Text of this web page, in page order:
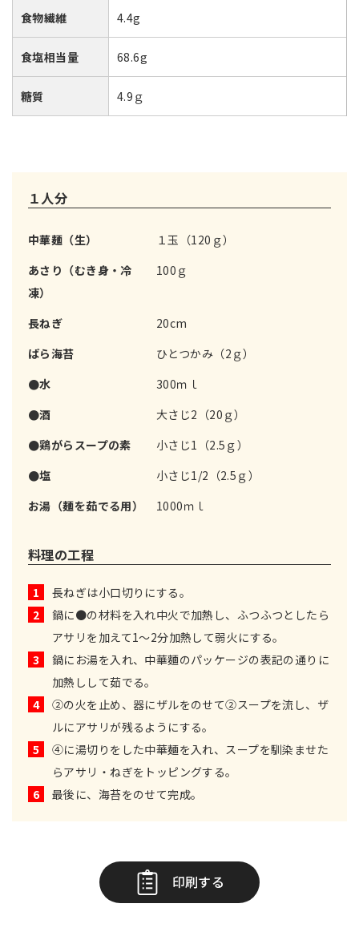
食物繊維 4.4g
食塩相当量 68.6g
糖質 4.9ｇ
１人分
中華麺（生）
１玉（120ｇ）
あさり（むき身・冷
凍）
100ｇ
長ねぎ
20cm
ばら海苔
ひとつかみ（2ｇ）
●水
300ｍｌ
●酒
大さじ2（20ｇ）
●鶏がらスープの素
小さじ1（2.5ｇ）
●塩
小さじ1/2（2.5ｇ）
お湯（麺を茹でる用）
1000ｍｌ
料理の工程
1
長ねぎは小口切りにする。
2
鍋に●の材料を入れ中火で加熱し、ふつふつとしたら
アサリを加えて1～2分加熱して弱火にする。
3
鍋にお湯を入れ、中華麵のパッケージの表記の通りに
加熱しして茹でる。
4
②の火を止め、器にザルをのせて②スープを流し、ザ
ルにアサリが残るようにする。
5
④に湯切りをした中華麺を入れ、スープを馴染ませた
らアサリ・ねぎをトッピングする。
6
最後に、海苔をのせて完成。
印刷する